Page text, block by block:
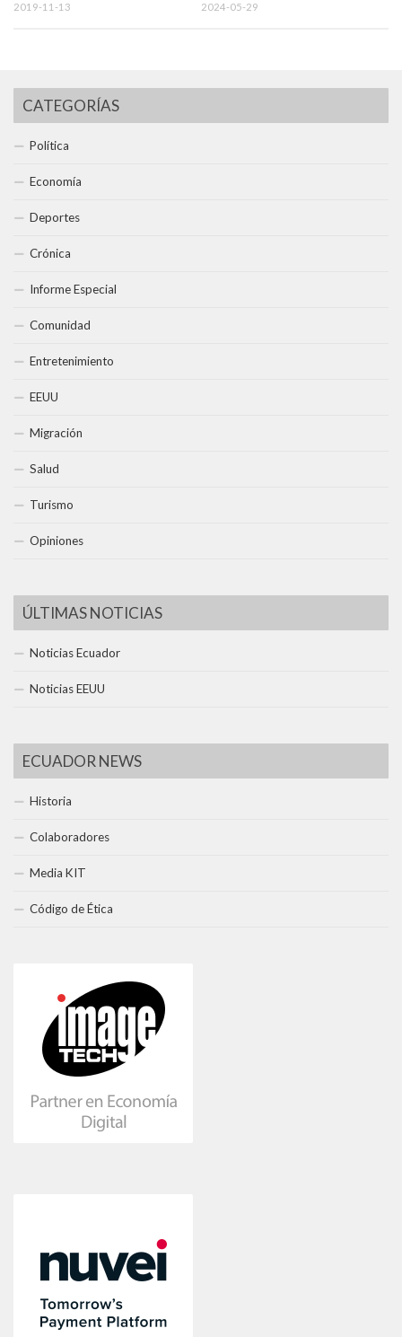
2019-11-13 2024-05-29
CATEGORÍAS
Política
Economía
Deportes
Crónica
Informe Especial
Comunidad
Entretenimiento
EEUU
Migración
Salud
Turismo
Opiniones
ÚLTIMAS NOTICIAS
Noticias Ecuador
Noticias EEUU
ECUADOR NEWS
Historia
Colaboradores
Media KIT
Código de Ética